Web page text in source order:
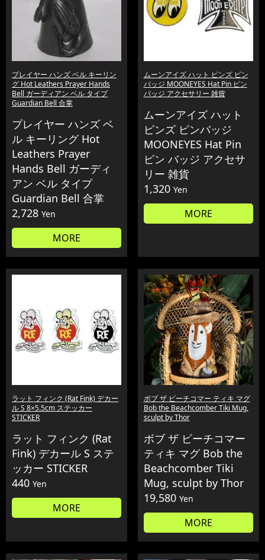
プレイヤー ハンズ ベル キーリン
グ Hot Leathers Prayer Hands
Bell ガーディアン ベル タイプ
Guardian Bell 合掌
プレイヤー ハンズ ベ
ル キーリング Hot
Leathers Prayer
Hands Bell ガーディ
アン ベル タイプ
Guardian Bell 合掌
2,728 Yen
MORE
ムーンアイズ ハット ピンズ ピン
バッジ MOONEYES Hat Pin ピン
バッジ アクセサリー 雑貨
ムーンアイズ ハット
ピンズ ピンバッジ
MOONEYES Hat Pin
ピン バッジ アクセサ
リー 雑貨
1,320 Yen
MORE
ラット フィンク (Rat Fink) デカー
ル S 8×5.5cm ステッカー
STICKER
ラット フィンク (Rat
Fink) デカール S ステ
ッカー STICKER
440 Yen
MORE
ボブ ザ ビーチコマー ティキ マグ
Bob the Beachcomber Tiki Mug,
sculpt by Thor
ボブ ザ ビーチコマー
ティキ マグ Bob the
Beachcomber Tiki
Mug, sculpt by Thor
19,580 Yen
MORE